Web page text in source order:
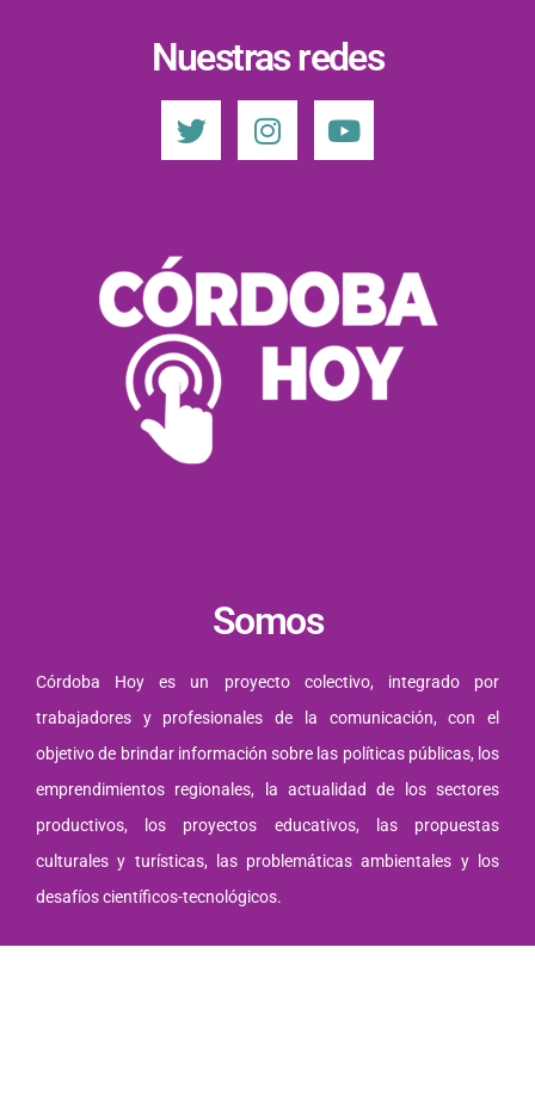
Nuestras redes
Somos
Córdoba Hoy es un proyecto colectivo, integrado por
trabajadores y profesionales de la comunicación, con el
objetivo de brindar información sobre las políticas públicas, los
emprendimientos regionales, la actualidad de los sectores
productivos, los proyectos educativos, las propuestas
culturales y turísticas, las problemáticas ambientales y los
desafíos científicos-tecnológicos.